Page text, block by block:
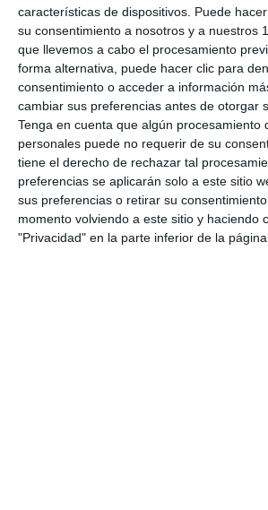
características de dispositivos. Puede
su consentimiento a nosotros y a nuestros
que llevemos a cabo el procesamiento
forma alternativa, puede hacer clic para
consentimiento o acceder a información
cambiar sus preferencias antes de otorgar
Tenga en cuenta que algún procesamiento
personales puede no requerir de su
tiene el derecho de rechazar tal
preferencias se aplicarán solo a este sitio
sus preferencias o retirar su
momento volviendo a este sitio y haciendo
"Privacidad" en la parte inferior de la página